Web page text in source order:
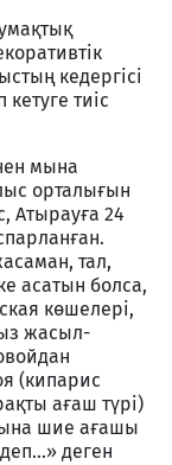
кедергісі
тиіс
мына
орталығын
Атырауға 24
тал,
асатын болса,
көшелері,
жасыл-
(кипарис
ағаш түрі)
шие ағашы
деген